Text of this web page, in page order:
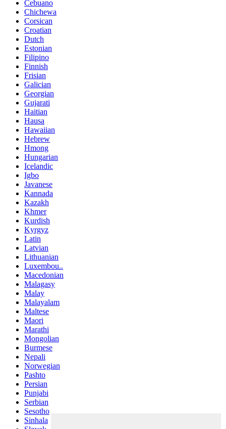
Cebuano
Chichewa
Corsican
Croatian
Dutch
Estonian
Filipino
Finnish
Frisian
Galician
Georgian
Gujarati
Haitian
Hausa
Hawaiian
Hebrew
Hmong
Hungarian
Icelandic
Igbo
Javanese
Kannada
Kazakh
Khmer
Kurdish
Kyrgyz
Latin
Latvian
Lithuanian
Luxembou..
Macedonian
Malagasy
Malay
Malayalam
Maltese
Maori
Marathi
Mongolian
Burmese
Nepali
Norwegian
Pashto
Persian
Punjabi
Serbian
Sesotho
Sinhala